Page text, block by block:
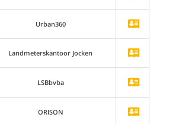
Urban360
Landmeterskantoor Jocken
LSBbvba
ORISON